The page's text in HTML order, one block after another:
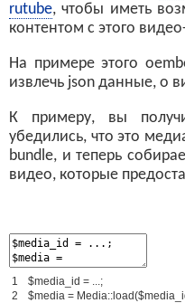
rutube, чтобы иметь
контентом с этого
На примере этого
извлечь json данные, о
К примеру, вы
убедились, что это
bundle, и теперь
видео, которые
1
2
$media_id = ...;
$media = Media:: load($